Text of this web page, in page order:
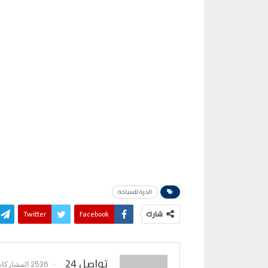
الدرة للسياحة
شارك Facebook
Twitter
تواصل 24 2536 المشاركات